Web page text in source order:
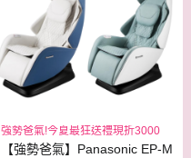
強勢爸氣!今夏最狂送禮現折3000
【強勢爸氣】Panasonic EP-M